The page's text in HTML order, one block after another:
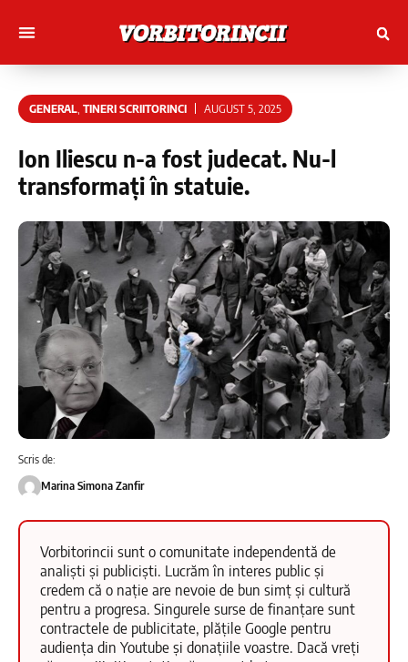
GENERAL ,TINERI SCRIITORINCI AUGUST 5, 2025
Ion Iliescu n-a fost judecat. Nu-l
transformați în statuie.
Scris de:
Marina Simona Zanfir
Vorbitorincii sunt o comunitate independentă de
analiști și publiciști. Lucrăm în interes public și
credem că o nație are nevoie de bun simț și cultură
pentru a progresa. Singurele surse de finanțare sunt
contractele de publicitate, plățile Google pentru
audiența din Youtube și donațiile voastre. Dacă vreți